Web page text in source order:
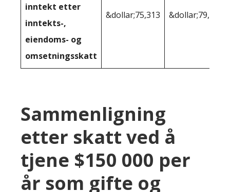
inntekt etter
inntekts-,
eiendoms- og
omsetningsskatt
&dollar;75,313 &dollar;79,197
Sammenligning
etter skatt ved å
tjene $150 000 per
år som gifte og